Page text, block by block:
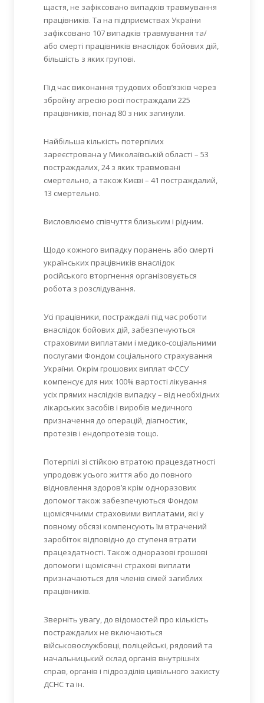
щастя, не зафіксовано випадків травмування
працівників. Та на підприємствах України
зафіксовано 107 випадків травмування та/
або смерті працівників внаслідок бойових дій,
більшість з яких групові.
Під час виконання трудових обов’язків через
збройну агресію росії постраждали 225
працівників, понад 80 з них загинули.
Найбільша кількість потерпілих
зареєстрована у Миколаївській області – 53
постраждалих, 24 з яких травмовані
смертельно, а також Києві – 41 постраждалий,
13 смертельно.
Висловлюємо співчуття близьким і рідним.
Щодо кожного випадку поранень або смерті
українських працівників внаслідок
російського вторгнення організовується
робота з розслідування.
Усі працівники, постраждалі під час роботи
внаслідок бойових дій, забезпечуються
страховими виплатами і медико-соціальними
послугами Фондом соціального страхування
України. Окрім грошових виплат ФССУ
компенсує для них 100% вартості лікування
усіх прямих наслідків випадку – від необхідних
лікарських засобів і виробів медичного
призначення до операцій, діагностик,
протезів і ендопротезів тощо.
Потерпілі зі стійкою втратою працездатності
упродовж усього життя або до повного
відновлення здоров’я крім одноразових
допомог також забезпечуються Фондом
щомісячними страховими виплатами, які у
повному обсязі компенсують їм втрачений
заробіток відповідно до ступеня втрати
працездатності. Також одноразові грошові
допомоги і щомісячні страхові виплати
призначаються для членів сімей загиблих
працівників.
Зверніть увагу, до відомостей про кількість
постраждалих не включаються
військовослужбовці, поліцейські, рядовий та
начальницький склад органів внутрішніх
справ, органів і підрозділів цивільного захисту
ДСНС та ін.